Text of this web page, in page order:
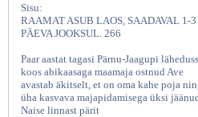
Sisu:
RAAMAT ASUB LAOS, SAADAVAL 1-3
PÄEVA JOOKSUL. 266
Paar aastat tagasi Pärnu-Jaagupi
koos abikaasaga maamaja ostnud Ave
avastab äkitselt, et on oma kahe poja
üha kasvava majapidamisega üksi
Naise linnast pärit